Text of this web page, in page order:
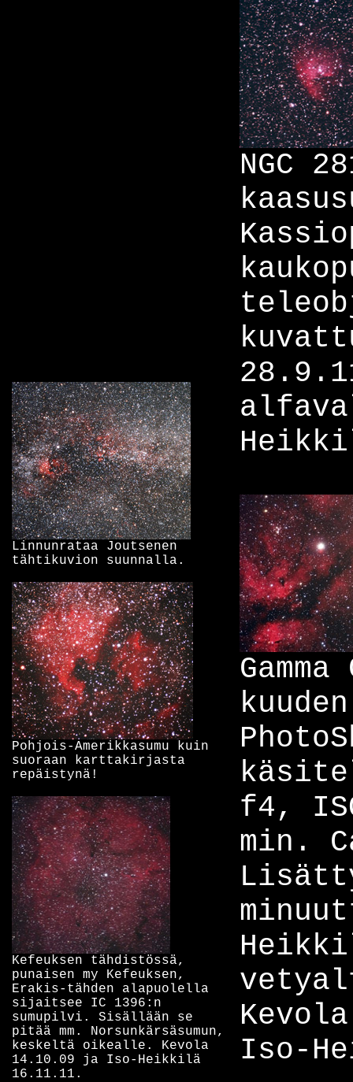
Linnunrataa Joutsenen
tähtikuvion suunnalla.
Pohjois-Amerikkasumu kuin
suoraan karttakirjasta
repäistynä!
Kefeuksen tähdistössä,
punaisen my Kefeuksen,
Erakis-tähden alapuolella
sijaitsee IC 1396:n
sumupilvi. Sisällään se
pitää mm. Norsunkärsäsumun,
keskeltä oikealle. Kevola
14.10.09 ja Iso-Heikkilä
16.11.11.
NGC
f4,
min.
Iso-